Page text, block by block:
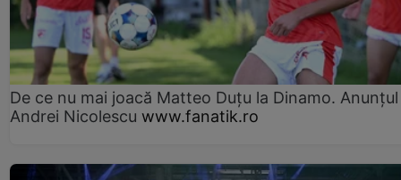
De ce nu mai joacă Matteo Duțu la Dinamo. Anunțul
Andrei Nicolescu www.fanatik.ro